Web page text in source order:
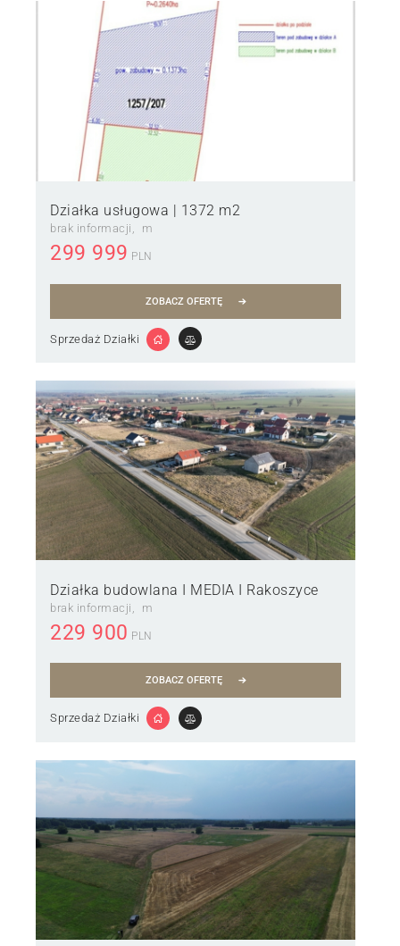
Działka usługowa | 1372 m2
brak informacji m
299 999 PLN
ZOBACZ OFERTĘ
Sprzedaż Działki
Działka budowlana I MEDIA I Rakoszyce
brak informacji m
229 900 PLN
ZOBACZ OFERTĘ
Sprzedaż Działki